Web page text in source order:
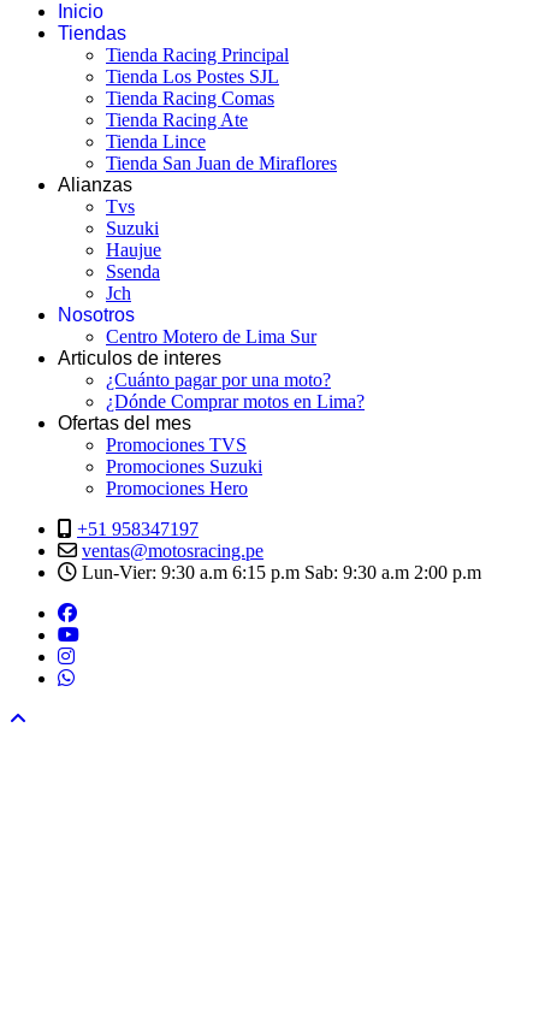
Inicio
Tiendas
Tienda Racing Principal
Tienda Los Postes SJL
Tienda Racing Comas
Tienda Racing Ate
Tienda Lince
Tienda San Juan de Miraflores
Alianzas
Tvs
Suzuki
Haujue
Ssenda
Jch
Nosotros
Centro Motero de Lima Sur
Articulos de interes
¿Cuánto pagar por una moto?
¿Dónde Comprar motos en Lima?
Ofertas del mes
Promociones TVS
Promociones Suzuki
Promociones Hero
+51 958347197
ventas@motosracing.pe
Lun-Vier: 9:30 a.m 6:15 p.m Sab: 9:30 a.m 2:00 p.m